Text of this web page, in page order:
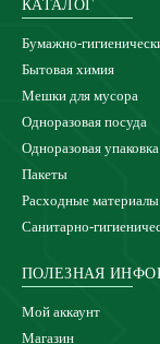
КАТАЛОГ
Бумажно-
Бытовая химия
Мешки для мусора
Одноразовая посуда
Одноразовая упаковка
Пакеты
Расходные
Санитарно-
ПОЛЕЗНАЯ
Мой аккаунт
Магазин